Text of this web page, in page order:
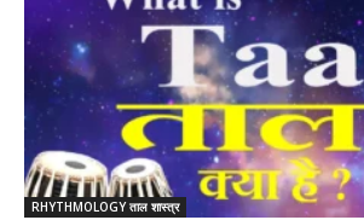
RHYTHMOLOGY ताल शास्त्र